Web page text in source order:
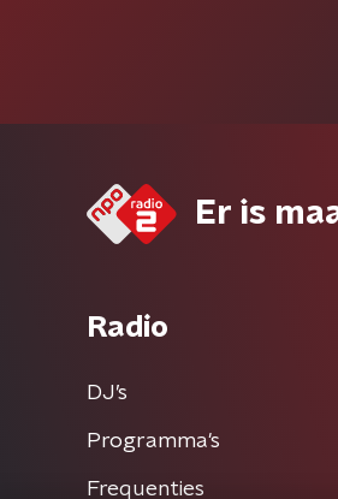
Er is
Radio
DJ’s
Programma's
Frequenties